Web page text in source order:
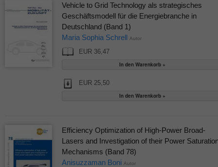
Vehicle to Grid Technology als strategisches
Geschäftsmodell für die Energiebranche in
Deutschland (Band 1)
Maria Sophia Schrell Autor
EUR 36,47
EUR 25,50
Efficiency Optimization of High-Power Broad-
Lasers and Investigation of their Power
Mechanisms (Band 78)
Anisuzzaman Boni Autor